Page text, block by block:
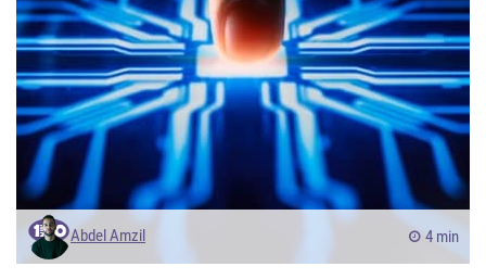
Abdel Amzil 4 min